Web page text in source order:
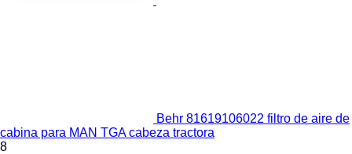
Behr 81619106022 filtro de aire de
cabina para MAN TGA cabeza tractora
8